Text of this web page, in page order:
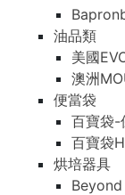
油品類
美國
澳洲
便當袋
百寶袋-
百寶袋
烘培器具